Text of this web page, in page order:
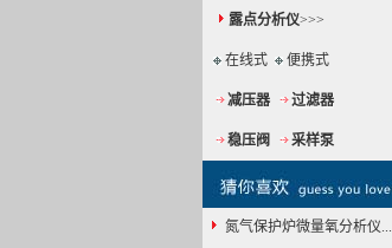
露点分析仪>>>
在线式 便携式
减压器 过滤器
稳压阀 采样泵
氮气保护炉微量氧分析仪...